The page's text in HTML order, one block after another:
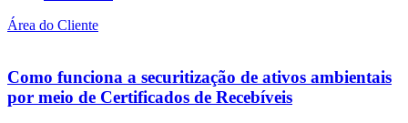
Área do Cliente
Como funciona a securitização de ativos ambientais
por meio de Certificados de Recebíveis